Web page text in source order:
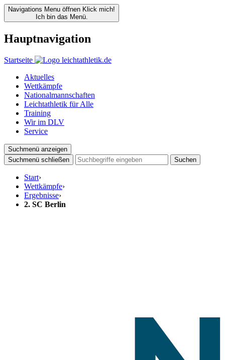
Navigations Menu öffnen Klick mich!
Ich bin das Menü.
Hauptnavigation
Startseite
Aktuelles
Wettkämpfe
Nationalmannschaften
Leichtathletik für Alle
Training
Wir im DLV
Service
Suchmenü anzeigen
Suchmenü schließen
Suchen
Start›
Wettkämpfe›
Ergebnisse›
2. SC Berlin